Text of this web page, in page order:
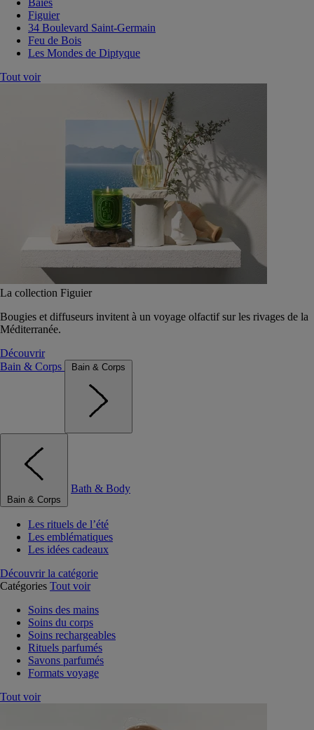
Baies
Figuier
34 Boulevard Saint-Germain
Feu de Bois
Les Mondes de Diptyque
Tout voir
La collection Figuier
Bougies et diffuseurs invitent à un voyage olfactif sur les rivages de la
Méditerranée.
Découvrir
Bain & Corps
Bain & Corps
Bain & Corps
Bath & Body
Les rituels de l’été
Les emblématiques
Les idées cadeaux
Découvrir la catégorie
Catégories Tout voir
Soins des mains
Soins du corps
Soins rechargeables
Rituels parfumés
Savons parfumés
Formats voyage
Tout voir